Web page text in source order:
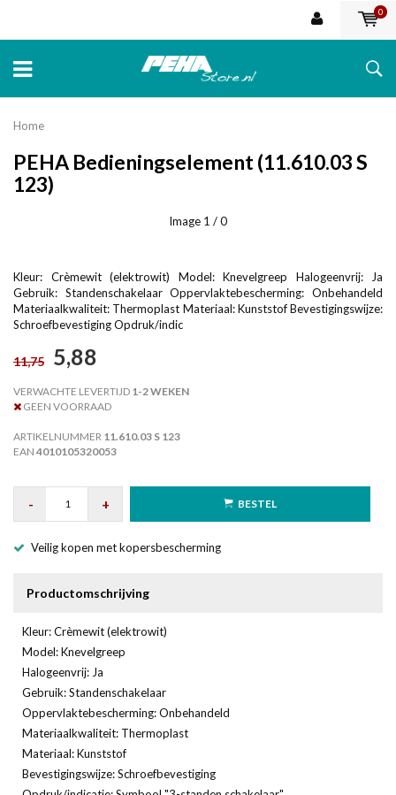
0
Home
PEHA Bedieningselement (11.610.03 S
123)
Image 1 / 0
Kleur: Crèmewit (elektrowit) Model: Knevelgreep Halogeenvrij: Ja
Gebruik: Standenschakelaar Oppervlaktebescherming: Onbehandeld
Materiaalkwaliteit: Thermoplast Materiaal: Kunststof Bevestigingswijze:
Schroefbevestiging Opdruk/indic
11,75 5,88
VERWACHTE LEVERTIJD 1-2 WEKEN
GEEN VOORRAAD
ARTIKELNUMMER 11.610.03 S 123
EAN 4010105320053
- + BESTEL
Veilig kopen met kopersbescherming
Productomschrijving
Kleur: Crèmewit (elektrowit)
Model: Knevelgreep
Halogeenvrij: Ja
Gebruik: Standenschakelaar
Oppervlaktebescherming: Onbehandeld
Materiaalkwaliteit: Thermoplast
Materiaal: Kunststof
Bevestigingswijze: Schroefbevestiging